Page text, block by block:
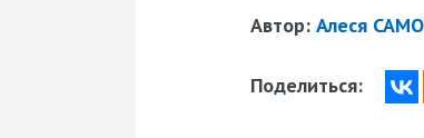
Автор: Алеся
Поделиться: